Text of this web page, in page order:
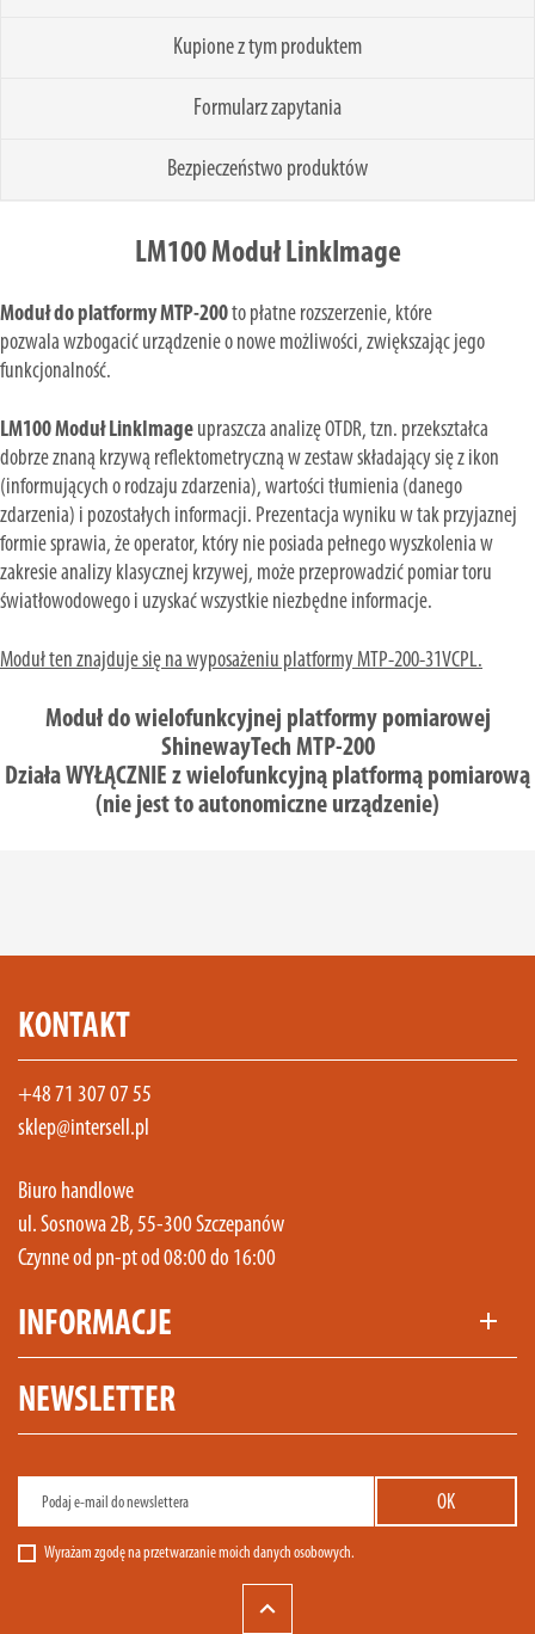
Kupione z tym produktem
Formularz zapytania
Bezpieczeństwo produktów
LM100 Moduł LinkImage
Moduł do platformy MTP-200to płatne rozszerzenie, które
pozwala wzbogacić urządzenie o nowe możliwości, zwiększając jego
funkcjonalność.
LM100 Moduł LinkImage upraszcza analizę OTDR, tzn. przekształca
dobrze znaną krzywą reflektometryczną w zestaw składający się z ikon
(informujących o rodzaju zdarzenia), wartości tłumienia (danego
zdarzenia) i pozostałych informacji. Prezentacja wyniku w tak przyjaznej
formie sprawia, że operator, który nie posiada pełnego wyszkolenia w
zakresie analizy klasycznej krzywej, może przeprowadzić pomiar toru
światłowodowego i uzyskać wszystkie niezbędne informacje.
Moduł ten znajduje się na wyposażeniu platformy MTP-200-31VCPL.
Moduł do wielofunkcyjnej platformy pomiarowej
ShinewayTech MTP-200
Działa WYŁĄCZNIE z wielofunkcyjną platformą pomiarową
(nie jest to autonomiczne urządzenie)
KONTAKT
+48 71 307 07 55
sklep@intersell.pl
Biuro handlowe
ul. Sosnowa 2B, 55-300 Szczepanów
Czynne od pn-pt od 08:00 do 16:00
INFORMACJE add
NEWSLETTER
Wyrażam zgodę na przetwarzanie moich danych osobowych.
keyboard_arrow_up